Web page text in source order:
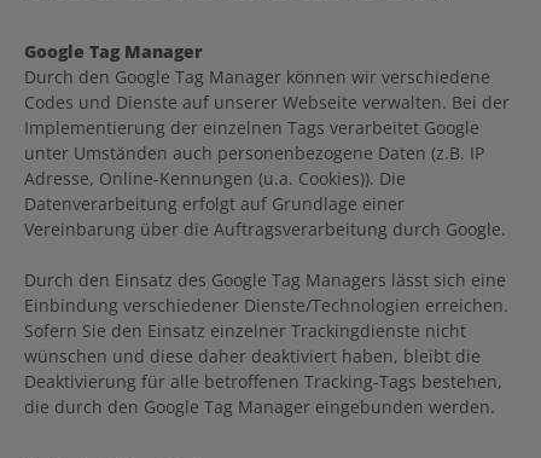
Google Tag Manager
Durch den Google Tag Manager können wir verschiedene
Codes und Dienste auf unserer Webseite verwalten. Bei der
Implementierung der einzelnen Tags verarbeitet Google
unter Umständen auch personenbezogene Daten (z.B. IP
Adresse, Online-Kennungen (u.a. Cookies)). Die
Datenverarbeitung erfolgt auf Grundlage einer
Vereinbarung über die Auftragsverarbeitung durch Google.
Durch den Einsatz des Google Tag Managers lässt sich eine
Einbindung verschiedener Dienste/Technologien erreichen.
Sofern Sie den Einsatz einzelner Trackingdienste nicht
wünschen und diese daher deaktiviert haben, bleibt die
Deaktivierung für alle betroffenen Tracking-Tags bestehen,
die durch den Google Tag Manager eingebunden werden.